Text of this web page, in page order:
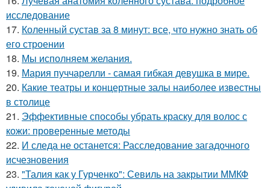
исследование
17. Коленный сустав за 8 минут: все, что нужно знать об
его строении
18. Мы исполняем желания.
19. Мария пуччарелли - самая гибкая девушка в мире.
20. Какие театры и концертные залы наиболее известны
в столице
21. Эффективные способы убрать краску для волос с
кожи: проверенные методы
22. И следа не останется: Расследование загадочного
исчезновения
23. "Талия как у Гурченко": Севиль на закрытии ММКФ